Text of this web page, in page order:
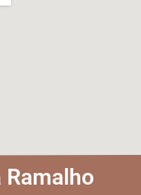
Ramalho